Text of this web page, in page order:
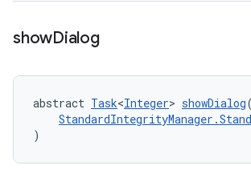
showDialog
abstract Task<Integer> showDialog(
)